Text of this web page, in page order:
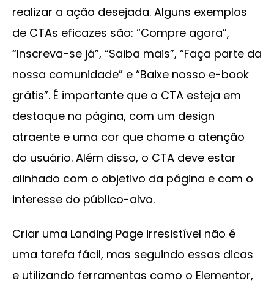
realizar a ação desejada. Alguns exemplos
de CTAs eficazes são: “Compre agora”,
“Inscreva-se já”, “Saiba mais”, “Faça parte da
nossa comunidade” e “Baixe nosso e-book
grátis”. É importante que o CTA esteja em
destaque na página, com um design
atraente e uma cor que chame a atenção
do usuário. Além disso, o CTA deve estar
alinhado com o objetivo da página e com o
interesse do público-alvo.
Criar uma Landing Page irresistível não é
uma tarefa fácil, mas seguindo essas dicas
e utilizando ferramentas como o Elementor,